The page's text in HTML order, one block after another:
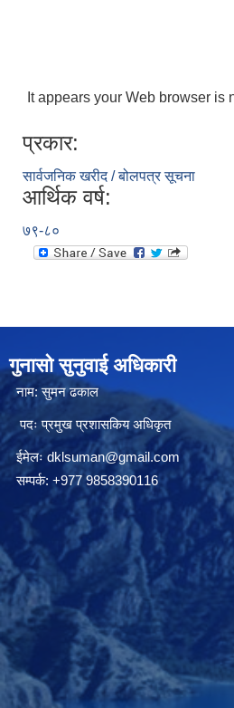
It appears your Web browser
प्रकार:
सार्वजनिक खरीद / बोलपत्र सूचना
आर्थिक वर्ष:
७९-८०
गुनासो सुनुवाई अधिकारी
नाम: सुमन ढकाल
पदः प्रमुख प्रशासकिय अधिकृत
ईमेलः dklsuman@gmail.com
सम्पर्क: +977 9858390116